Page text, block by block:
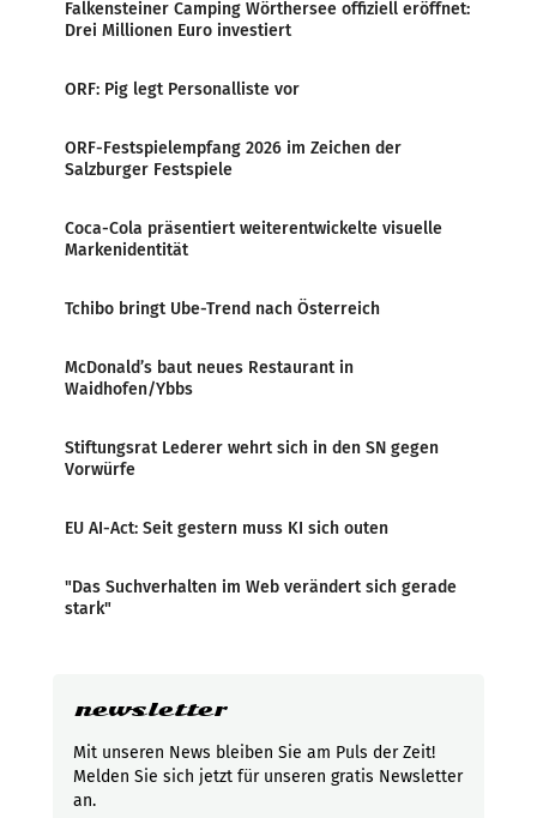
Falkensteiner Camping Wörthersee offiziell eröffnet:
Drei Millionen Euro investiert
ORF: Pig legt Personalliste vor
ORF-Festspielempfang 2026 im Zeichen der
Salzburger Festspiele
Coca-Cola präsentiert weiterentwickelte visuelle
Markenidentität
Tchibo bringt Ube-Trend nach Österreich
McDonald’s baut neues Restaurant in
Waidhofen/Ybbs
Stiftungsrat Lederer wehrt sich in den SN gegen
Vorwürfe
EU AI-Act: Seit gestern muss KI sich outen
"Das Suchverhalten im Web verändert sich gerade
stark"
newsletter
Mit unseren News bleiben Sie am Puls der Zeit!
Melden Sie sich jetzt für unseren gratis Newsletter
an.